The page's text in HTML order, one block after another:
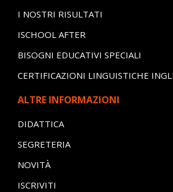
I NOSTRI RISULTATI
ISCHOOL AFTER
BISOGNI EDUCATIVI SPECIALI
CERTIFICAZIONI LINGUISTICHE
ALTRE INFORMAZIONI
DIDATTICA
SEGRETERIA
NOVITÀ
ISCRIVITI